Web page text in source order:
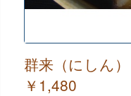
群来（にしん）
￥1,480